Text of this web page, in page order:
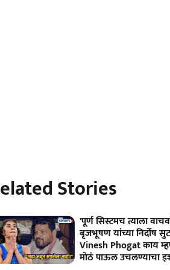
Stories
'पूर्ण सिस्टमच त्याला
बृजभूषण यांच्या निर्दोष
Vinesh Phogat काय
मोठं पाऊल उचलण्याचा